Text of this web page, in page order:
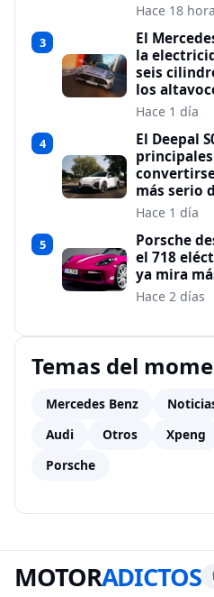
Hace 18
3
El
la
seis
los
Hace 1 día
4
El Deepal
más serio
Hace 1 día
5
Porsche
el 718
ya mira
Hace 2 días
Temas del
Mercedes Benz
Audi
Otros Xpeng
Porsche
MOTORADICTOS